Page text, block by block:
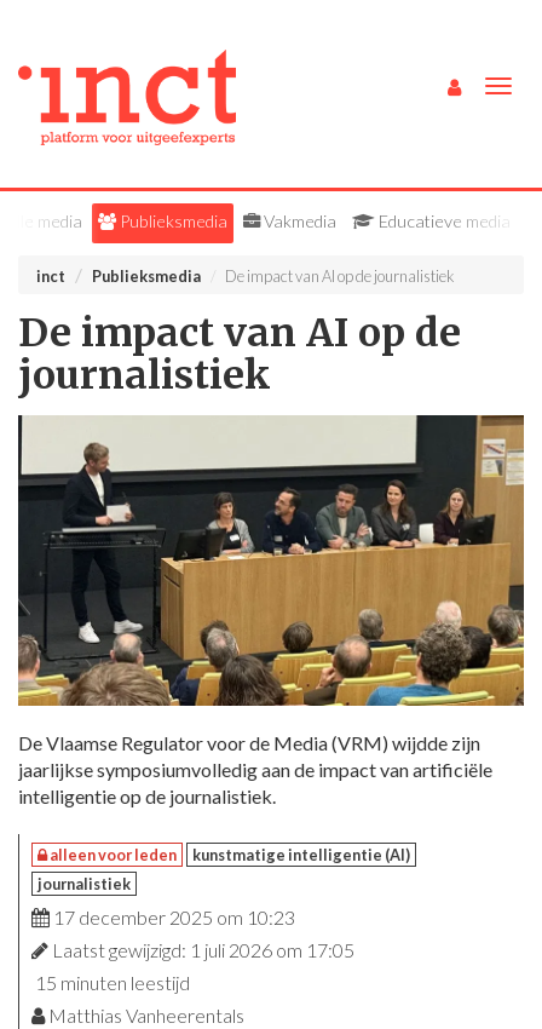
Alle media Publieksmedia Vakmedia Educatieve media
inct Publieksmedia De impact van AI op de journalistiek
De impact van AI op de
journalistiek
De Vlaamse Regulator voor de Media (VRM) wijdde zijn
jaarlijkse symposiumvolledig aan de impact van artificiële
intelligentie op de journalistiek.
alleen voor leden
kunstmatige intelligentie (AI)
journalistiek
17 december 2025 om 10:23
Laatst gewijzigd: 1 juli 2026 om 17:05
15 minuten leestijd
Matthias Vanheerentals